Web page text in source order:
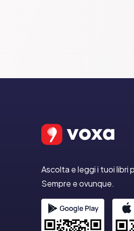
Ascolta e leggi i tuoi libri
Sempre e ovunque.